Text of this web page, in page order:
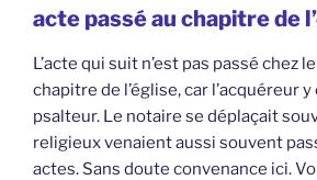
acte passé au chapitre de
L’acte qui suit n’est pas passé chez
chapitre de l’église, car l’acquéreur
psalteur. Le notaire se déplaçait
religieux venaient aussi souvent
actes. Sans doute convenance ici.